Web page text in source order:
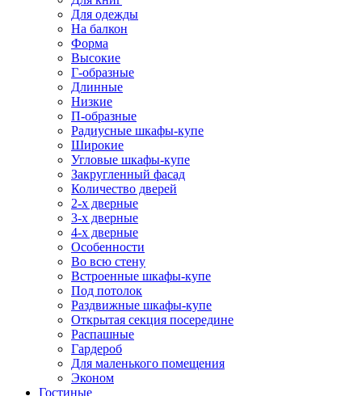
Для одежды
На балкон
Форма
Высокие
Г-образные
Длинные
Низкие
П-образные
Радиусные шкафы-купе
Широкие
Угловые шкафы-купе
Закругленный фасад
Количество дверей
2-х дверные
3-х дверные
4-х дверные
Особенности
Во всю стену
Встроенные шкафы-купе
Под потолок
Раздвижные шкафы-купе
Открытая секция посередине
Распашные
Гардероб
Для маленького помещения
Эконом
Гостиные